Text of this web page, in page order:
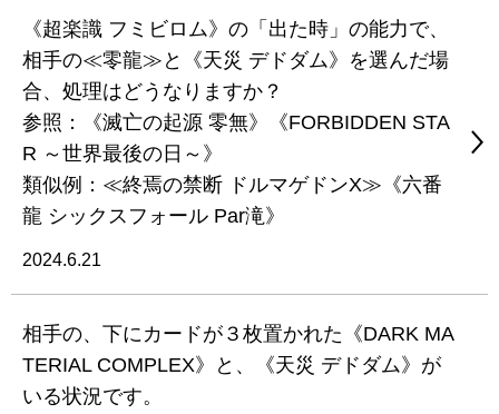
《超楽識 フミビロム》の「出た時」の能力で、
相手の≪零龍≫と《天災 デドダム》を選んだ場
合、処理はどうなりますか？
参照：《滅亡の起源 零無》《FORBIDDEN STA
R ～世界最後の日～》
類似例：≪終焉の禁断 ドルマゲドンX≫《六番
龍 シックスフォール Par滝》
2024.6.21
相手の、下にカードが３枚置かれた《DARK MA
TERIAL COMPLEX》と、《天災 デドダム》が
いる状況です。